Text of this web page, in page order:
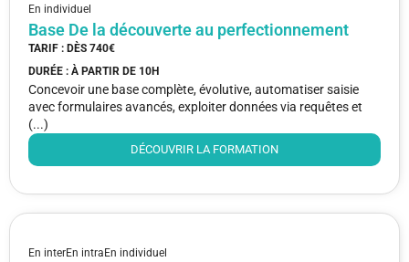
En individuel
Base De la découverte au perfectionnement
TARIF : DÈS 740€
DURÉE : À PARTIR DE 10H
Concevoir une base complète, évolutive, automatiser saisie
avec formulaires avancés, exploiter données via requêtes et
(...)
DÉCOUVRIR LA FORMATION
En interEn intraEn individuel